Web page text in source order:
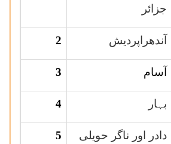
جزائر
2 آندھراپردیش
3 آسام
4 بہار
5 دادر اور ناگر حویلی